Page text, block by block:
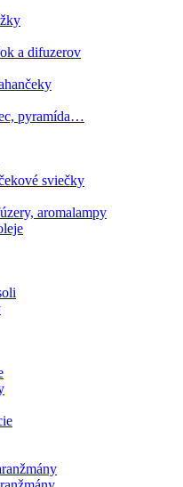
a difuzerov
pyramída…
sviečky
aromalampy